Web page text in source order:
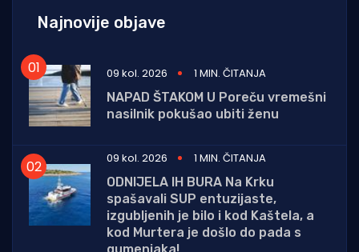
Najnovije objave
09 kol. 2026
1 MIN. ČITANJA
NAPAD ŠTAKOM U Poreču vremešni
nasilnik pokušao ubiti ženu
09 kol. 2026
1 MIN. ČITANJA
ODNIJELA IH BURA Na Krku
spašavali SUP entuzijaste,
izgubljenih je bilo i kod Kaštela, a
kod Murtera je došlo do pada s